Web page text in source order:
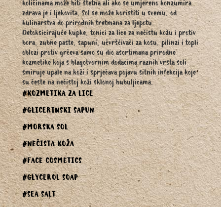
količinama može biti štetna ali ako se umjereno konzumira
zdrava je i ljekovita. Sol se može koristiti u svemu, od
kulinarstva do prirodnih tretmana za ljepotu.
Detoksicirajuće kupke, tonici za lice za nečistu kožu i protiv
bora, zubne paste, sapuni, učvršćivači za kosu, pilinzi i topli
oblozi protiv grčeva samo su dio asortimana prirodne
kozmetike koja s blagotvornim dodacima raznih vrsta soli
smiruje upale na koži i sprječava pojavu sitnih infekcija koje
su česte na nečistoj koži sklonoj bubuljicama.
#KOZMETIKA ZA LICE
#GLICERINSKI SAPUN
#MORSKA SOL
#NEČISTA KOŽA
#FACE COSMETICS
#GLYCEROL SOAP
#SEA SALT